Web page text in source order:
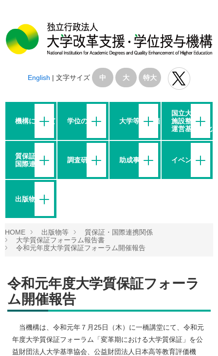
English | 文字サイズ 中 大 特大
機構について 学位の授与 大学等の評価
国立大学の
施設整備・
運営基盤強化
質保証・
国際連携
調査研究 助成事業 イベント
出版物等
HOME 出版物等
質保証・国際連携関係
大学質保証フォーラム報告書
令和元年度大学質保証フォーラム開催報告
令和元年度大学質保証フォーラ
ム開催報告
当機構は、令和元年７月25日（木）に一橋講堂にて、令和元
年度大学質保証フォーラム「変革期における大学質保証」を公
益財団法人大学基準協会、公益財団法人日本高等教育評価機